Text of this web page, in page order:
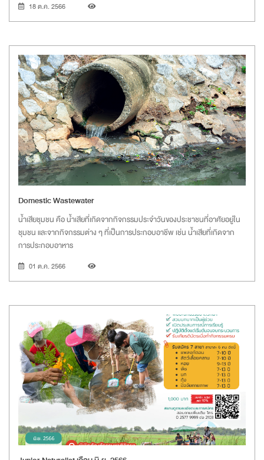
18 ต.ค. 2566
Domestic Wastewater
น้ำเสียชุมชน คือ น้ำเสียที่เกิดจากกิจกรรมประจำวันของประชาชนที่อาศัยอยู่ใน
ชุมชน และจากกิจกรรมต่าง ๆ ที่เป็นการประกอบอาชีพ เช่น น้ำเสียที่เกิดจาก
การประกอบอาหาร
01 ต.ค. 2566